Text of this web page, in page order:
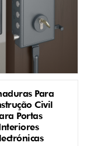
Para
Civil
Portas